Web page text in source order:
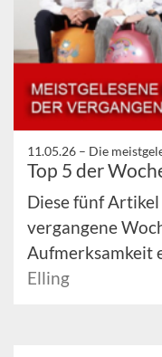
11.05.26 – Die
Top 5 der
Diese fünf
vergangene
Aufmerksamkeit
Elling